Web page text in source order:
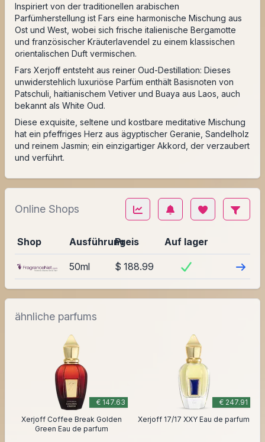
Inspiriert von der traditionellen arabischen
Parfümherstellung ist Fars eine harmonische Mischung aus
Ost und West, wobei sich frische italienische Bergamotte
und französischer Kräuterlavendel zu einem klassischen
orientalischen Duft vermischen.
Fars Xerjoff entsteht aus reiner Oud-Destillation: Dieses
unwiderstehlich luxuriöse Parfüm enthält Basisnoten von
Patschuli, haitianischem Vetiver und Buaya aus Laos, auch
bekannt als White Oud.
Diese exquisite, seltene und kostbare meditative Mischung
hat ein pfeffriges Herz aus ägyptischer Geranie, Sandelholz
und reinem Jasmin; ein einzigartiger Akkord, der verzaubert
und verführt.
Online Shops
Shop AusführungPreis Auf lager
50ml $ 188.99 Besuch
ähnliche parfums
€ 147.63
Xerjoff Coffee Break Golden
Green Eau de parfum
€ 247.91
Xerjoff 17/17 XXY Eau de parfum